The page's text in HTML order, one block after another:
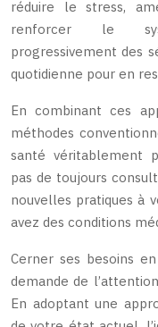
réduire le stress,
renforcer le
progressivement des
quotidienne pour en
En combinant ces
méthodes
santé véritablement
pas de toujours
nouvelles pratiques à
avez des conditions
Cerner ses besoins
demande de
En adoptant une